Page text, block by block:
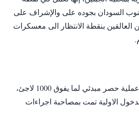
السودان بجوده على والإشراف على
العالقين بنقطة الانتظار الى معسكرات
وأشارت إلى أنه تمت عملية حصر مبدئي لما يفوق 1000 لاجئ،
الاولية تمت بمصاحبة اجراءات